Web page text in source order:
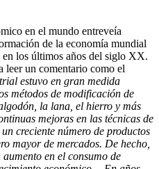
en el mundo entreveía
de la economía mundial
en los últimos años del siglo XX.
leer un comentario como el
estuvo en gran medida
métodos de modificación de
la lana, el hierro y más
mejoras en las técnicas de
creciente número de productos
mayor de mercados. De hecho,
en el consumo de